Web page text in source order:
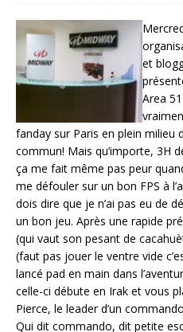
et
Area
fanday sur Paris en plein milieu
commun! Mais qu’importe, 3H
ça me fait même pas peur
me défouler sur un bon FPS à
dois dire que je n’ai pas eu de
un bon jeu. Après une rapide
(qui vaut son pesant de
(faut pas jouer le ventre vide
lancé pad en main dans
celle-ci débute en Irak et vous
Pierce, le leader d’un
Qui dit commando, dit petite